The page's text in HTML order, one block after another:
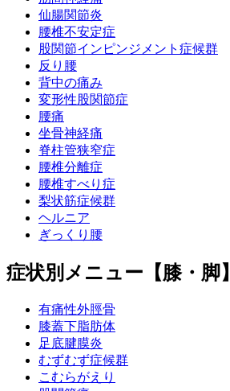
仙腸関節炎
腰椎不安定症
股関節インピンジメント症候群
反り腰
背中の痛み
変形性股関節症
腰痛
坐骨神経痛
脊柱管狭窄症
腰椎分離症
腰椎すべり症
梨状筋症候群
ヘルニア
ぎっくり腰
症状別メニュー【膝・脚】
有痛性外脛骨
膝蓋下脂肪体
足底腱膜炎
むずむず症候群
こむらがえり